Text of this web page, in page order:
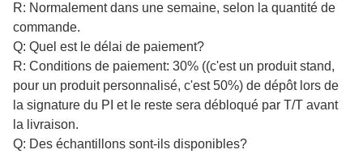
R: Normalement dans une semaine, selon la quantité de
commande.
Q: Quel est le délai de paiement?
R: Conditions de paiement: 30% ((c'est un produit stand,
pour un produit personnalisé, c'est 50%) de dépôt lors de
la signature du PI et le reste sera débloqué par T/T avant
la livraison.
Q: Des échantillons sont-ils disponibles?